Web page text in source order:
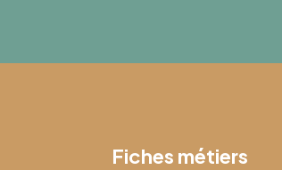
Fiches métiers